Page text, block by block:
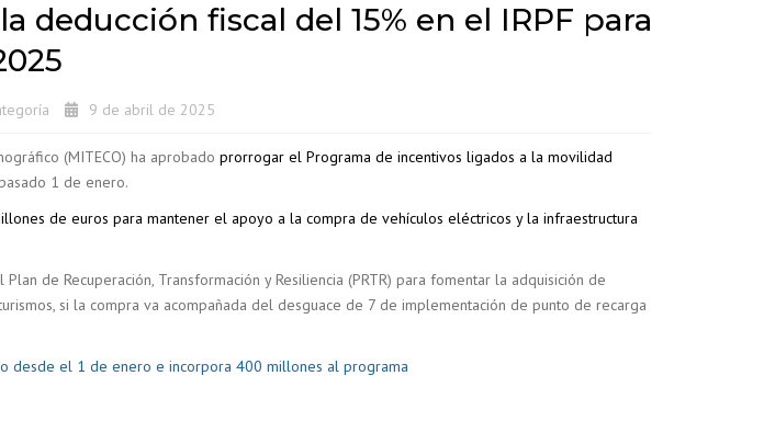
deducción fiscal del 15% en el IRPF para
9 de abril de 2025
(MITECO) ha aprobado prorrogar el Programa de incentivos ligados a la movilidad
1 de enero.
de euros para mantener el apoyo a la compra de vehículos eléctricos y la infraestructura
de Recuperación, Transformación y Resiliencia (PRTR) para fomentar la adquisición de
si la compra va acompañada del desguace de 7 de implementación de punto de recarga
desde el 1 de enero e incorpora 400 millones al programa